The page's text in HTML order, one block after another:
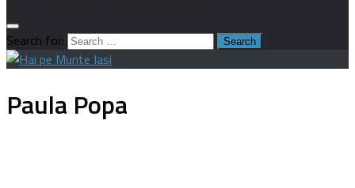
Search for:
Paula Popa